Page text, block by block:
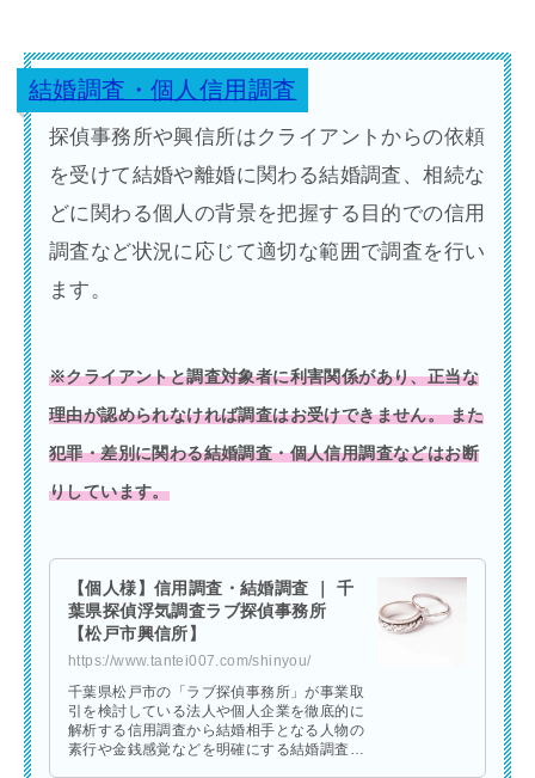
結婚調査・個人信用調査
探偵事務所や興信所はクライアントからの依頼
を受けて結婚や離婚に関わる結婚調査、相続な
どに関わる個人の背景を把握する目的での信用
調査など状況に応じて適切な範囲で調査を行い
ます。
※クライアントと調査対象者に利害関係があり、正当な
理由が認められなければ調査はお受けできません。 また
犯罪・差別に関わる結婚調査・個人信用調査などはお断
りしています。
【個人様】信用調査・結婚調査 ｜ 千
葉県探偵浮気調査ラブ探偵事務所
【松戸市興信所】
https://www.tantei007.com/shinyou/
千葉県松戸市の「ラブ探偵事務所」が事業取
引を検討している法人や個人企業を徹底的に
解析する信用調査から結婚相手となる人物の
素行や金銭感覚などを明確にする結婚調査ま